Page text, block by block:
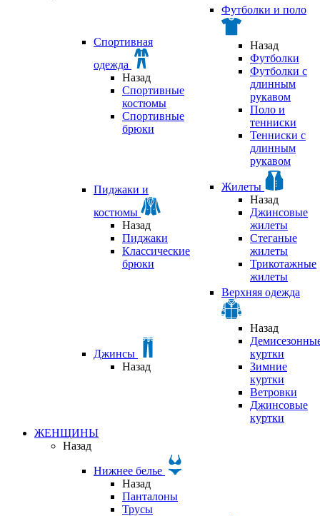
Спортивная
одежда
Назад
Спортивные
костюмы
Спортивные
брюки
Футболки и поло
Назад
Футболки
Футболки с
длинным
рукавом
Поло и
тенниски
Тенниски с
длинным
рукавом
Пиджаки и
костюмы
Назад
Пиджаки
Классические
брюки
Жилеты
Назад
Джинсовые
жилеты
Стеганые
жилеты
Трикотажные
жилеты
Джинсы
Назад
Верхняя одежда
Назад
куртки
Зимние
куртки
Ветровки
Джинсовые
куртки
ЖЕНЩИНЫ
Назад
Нижнее белье
Назад
Панталоны
Трусы